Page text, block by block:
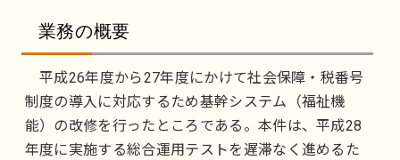
業務の概要
平成26年度から27年度にかけて社会保障・税番号
制度の導入に対応するため基幹システム（福祉機
能）の改修を行ったところである。本件は、平成28
年度に実施する総合運用テストを遅滞なく進めるた